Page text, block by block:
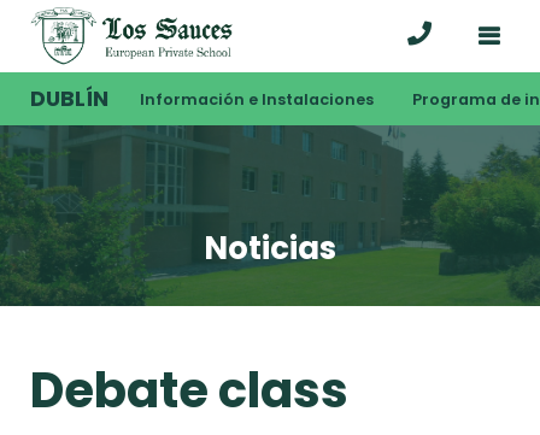
DUBLÍN Información e Instalaciones Programa de
Noticias
Debate class